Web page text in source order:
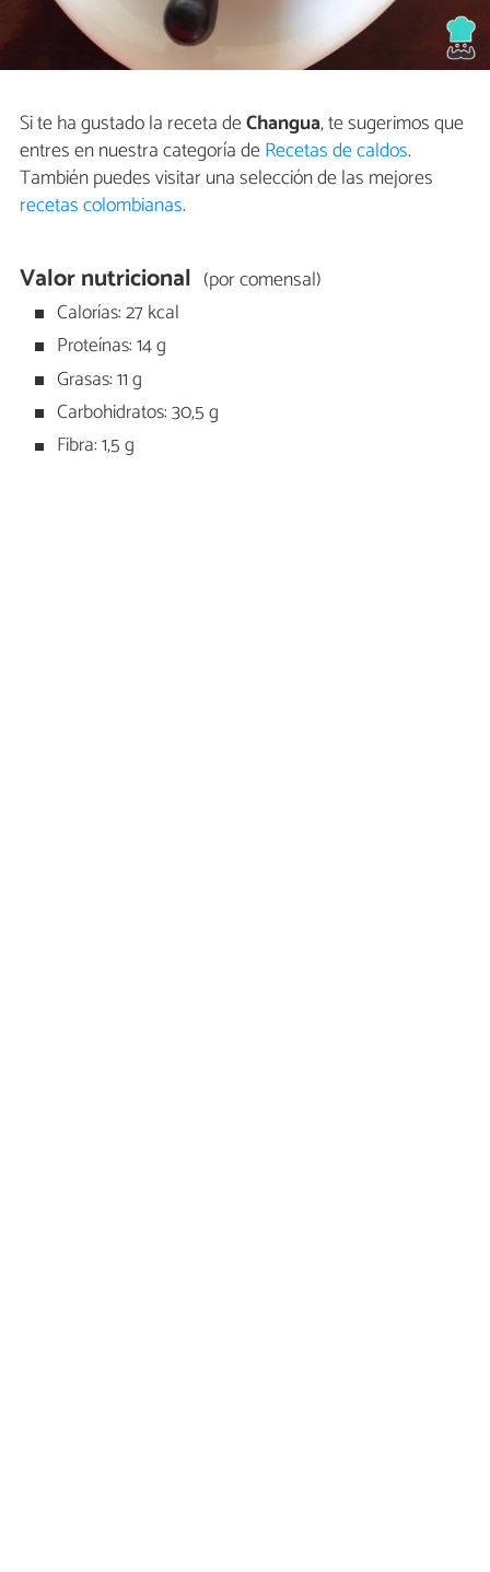
Si te ha gustado la receta deChangua, te sugerimos que
entres en nuestra categoría deRecetas de caldos.
También puedes visitar una selección de las mejores
recetas colombianas.
Valor nutricional (por comensal)
Calorías: 27 kcal
Proteínas: 14 g
Grasas: 11 g
Carbohidratos: 30,5 g
Fibra: 1,5 g